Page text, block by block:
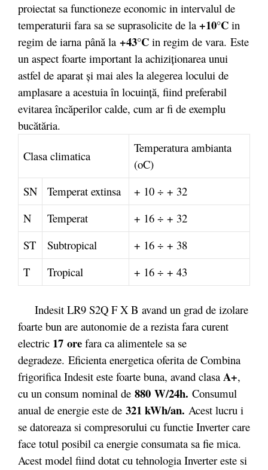
proiectat sa functioneze economic in intervalul de
temperaturii fara sa se suprasolicite de la +10°C in
regim de iarna până la +43°C in regim de vara. Este
un aspect foarte important la achiziţionarea unui
astfel de aparat şi mai ales la alegerea locului de
amplasare a acestuia în locuinţă, fiind preferabil
evitarea încăperilor calde, cum ar fi de exemplu
bucătăria.
Clasa climatica
Temperatura ambianta
(oC)
SN
Temperat extinsa
+ 10 ÷ + 32
N
Temperat
+ 16 ÷ + 32
ST
Subtropical
+ 16 ÷ + 38
T
Tropical + 16 ÷ + 43
Indesit LR9 S2Q F X B avand un grad de izolare
foarte bun are autonomie de a rezista fara curent
electric 17 ore fara ca alimentele sa se
degradeze. Eficienta energetica oferita de Combina
frigorifica Indesit este foarte buna, avand clasa A+,
cu un consum nominal de 880 W/24h. Consumul
anual de energie este de 321 kWh/an. Acest lucru i
se datoreaza si compresorului cu functie Inverter care
face totul posibil ca energie consumata sa fie mica.
Acest model fiind dotat cu tehnologia Inverter este si